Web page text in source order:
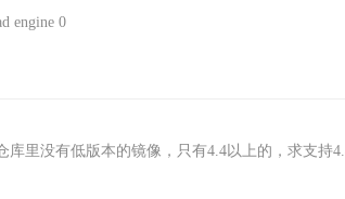
engine 0
里没有低版本的镜像，只有4.4以上的，求支持